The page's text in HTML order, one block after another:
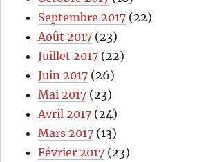
Septembre 2017 (22)
Août 2017 (23)
Juillet 2017 (22)
Juin 2017 (26)
Mai 2017 (23)
Avril 2017 (24)
Mars 2017 (13)
Février 2017 (23)